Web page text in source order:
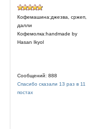
Кофемашина:джезва, сржеп,
далли
Кофемолка:handmade by
Hasan Ikyol
Сообщений: 888
Спасибо сказали 13 раз в 11
постах